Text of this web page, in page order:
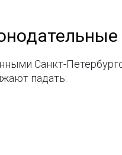
Санкт-
падать: